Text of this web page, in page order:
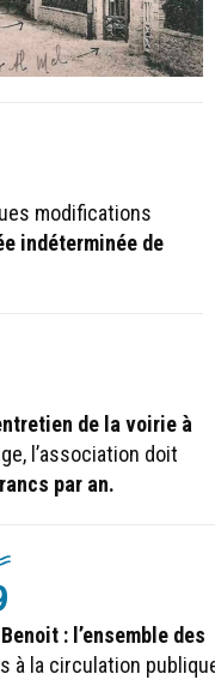
modifications
indéterminée de
de la voirie à
l’association doit
par an.
: l’ensemble des
à la circulation